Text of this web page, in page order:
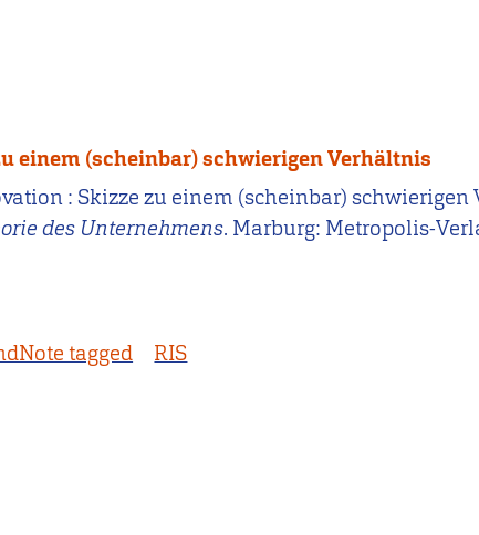
einem (scheinbar) schwierigen Verhältnis
: Skizze zu einem (scheinbar) schwierigen
des Unternehmens. Marburg: Metropolis-
tagged RIS